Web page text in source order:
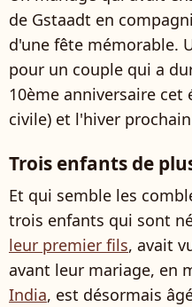
de Gstaadt en
d'une fête mémorable.
pour un couple qui a
10ème anniversaire
civile) et l'hiver
Trois enfants de
Et qui semble les
trois enfants qui sont
leur premier fils, avait
avant leur mariage, en
India, est désormais